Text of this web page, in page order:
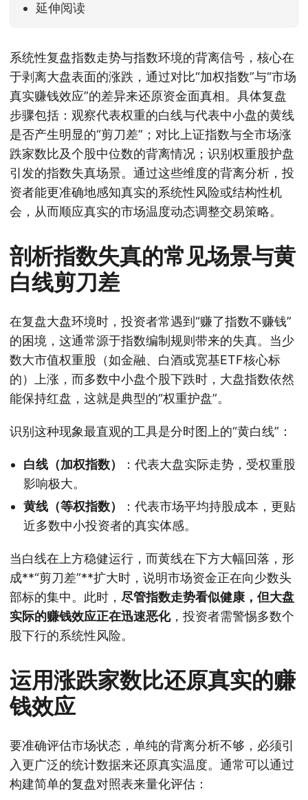
延伸阅读
系统性复盘指数走势与指数环境的背离信号，核心在
于剥离大盘表面的涨跌，通过对比“加权指数”与“市场
真实赚钱效应”的差异来还原资金面真相。具体复盘
步骤包括：观察代表权重的白线与代表中小盘的黄线
是否产生明显的“剪刀差”；对比上证指数与全市场涨
跌家数比及个股中位数的背离情况；识别权重股护盘
引发的指数失真场景。通过这些维度的背离分析，投
资者能更准确地感知真实的系统性风险或结构性机
会，从而顺应真实的市场温度动态调整交易策略。
剖析指数失真的常见场景与黄
白线剪刀差
在复盘大盘环境时，投资者常遇到“赚了指数不赚钱”
的困境，这通常源于指数编制规则带来的失真。当少
数大市值权重股（如金融、白酒或宽基ETF核心标
的）上涨，而多数中小盘个股下跌时，大盘指数依然
能保持红盘，这就是典型的“权重护盘”。
识别这种现象最直观的工具是分时图上的“黄白线”：
白线（加权指数）
：代表大盘实际走势，受权重股
影响极大。
黄线（等权指数）
：代表市场平均持股成本，更贴
近多数中小投资者的真实体感。
当白线在上方稳健运行，而黄线在下方大幅回落，形
成**“剪刀差”**扩大时，说明市场资金正在向少数头
部标的集中。此时， 尽管指数走势看似健康，但大盘
实际的赚钱效应正在迅速恶化，投资者需警惕多数个
股下行的系统性风险。
运用涨跌家数比还原真实的赚
钱效应
要准确评估市场状态，单纯的背离分析不够，必须引
入更广泛的统计数据来还原真实温度。通常可以通过
构建简单的复盘对照表来量化评估：